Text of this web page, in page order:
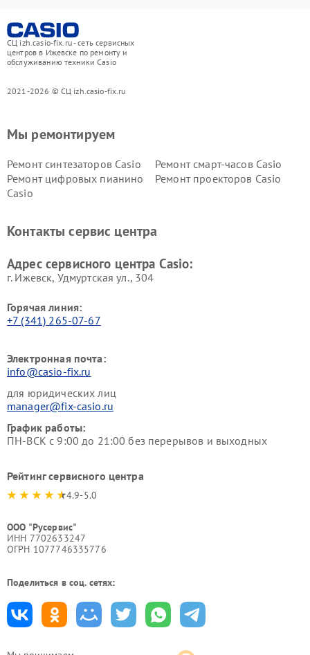
СЦ izh.casio-fix.ru - сеть сервисных
центров в Ижевске по ремонту и
обслуживанию техники Casio
2021-2026 © СЦ izh.casio-fix.ru
Мы ремонтируем
Ремонт синтезаторов Casio
Ремонт смарт-часов Casio
Ремонт цифровых пианино
Casio
Ремонт проекторов Casio
Контакты сервис центра
Адрес сервисного центра Casio:
г. Ижевск, Удмуртская ул., 304
Горячая линия:
+7 (341) 265-07-67
Электронная почта:
info@casio-fix.ru
для юридических лиц
manager@fix-casio.ru
График работы:
ПН-ВСК с 9:00 до 21:00 без перерывов и выходных
Рейтинг сервисного центра
4.9-5.0
ООО "Русервис"
ИНН 7702633247
ОГРН 1077746335776
Поделиться в соц. сетях: